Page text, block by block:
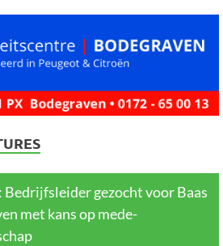
Bedrijfsleider gezocht voor Baas
met kans op mede-